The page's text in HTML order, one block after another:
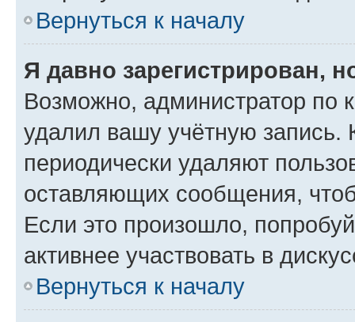
Вернуться к началу
Я давно зарегистрирован,
Возможно, администратор по
удалил вашу учётную запись.
периодически удаляют
оставляющих сообщения,
Если это произошло,
активнее участвовать в
Вернуться к началу